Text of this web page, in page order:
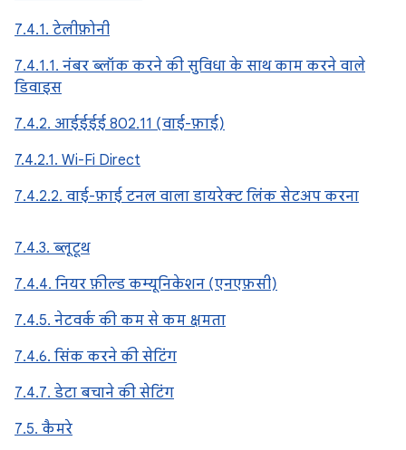
7.4.1. टेलीफ़ोनी
7.4.1.1. नंबर ब्लॉक करने की सुविधा के साथ काम करने वाले
डिवाइस
7.4.2. आईईईई 802.11 (वाई-फ़ाई)
7.4.2.1. Wi-Fi Direct
7.4.2.2. वाई-फ़ाई टनल वाला डायरेक्ट लिंक सेटअप करना
7.4.3. ब्लूटूथ
7.4.4. नियर फ़ील्ड कम्यूनिकेशन (एनएफ़सी)
7.4.5. नेटवर्क की कम से कम क्षमता
7.4.6. सिंक करने की सेटिंग
7.4.7. डेटा बचाने की सेटिंग
7.5. कैमरे